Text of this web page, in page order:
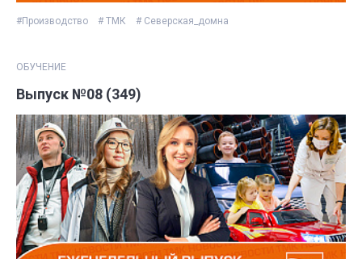
#Производство # ТМК # Северская_домна
ОБУЧЕНИЕ
Выпуск №08 (349)